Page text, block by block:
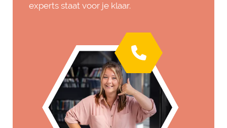
experts staat voor je klaar.